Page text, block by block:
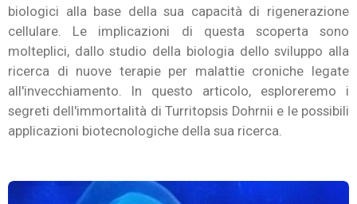
biologici alla base della sua capacità di rigenerazione
cellulare. Le implicazioni di questa scoperta sono
molteplici, dallo studio della biologia dello sviluppo alla
ricerca di nuove terapie per malattie croniche legate
all'invecchiamento. In questo articolo, esploreremo i
segreti dell'immortalità di Turritopsis Dohrnii e le possibili
applicazioni biotecnologiche della sua ricerca.